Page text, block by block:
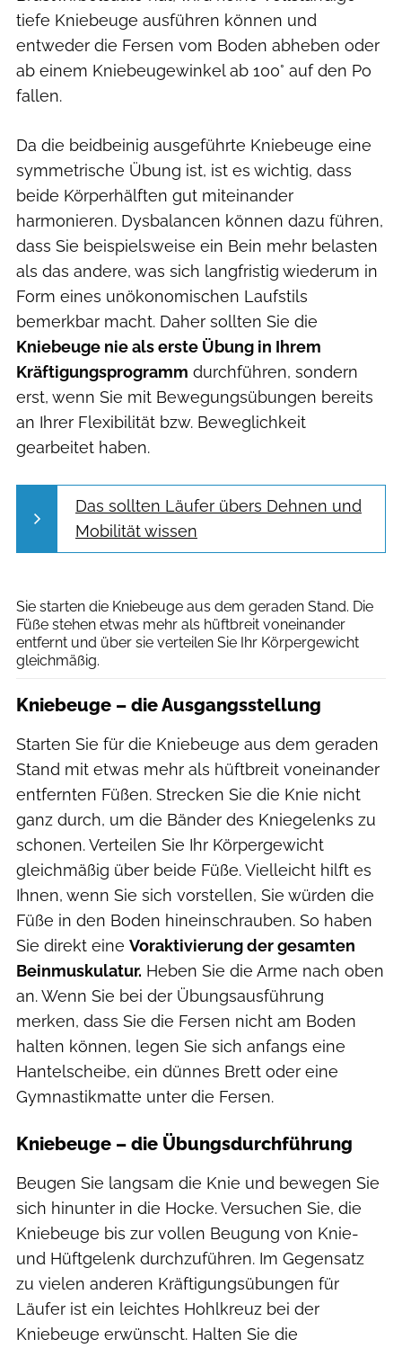
tiefe Kniebeuge ausführen können und
entweder die Fersen vom Boden abheben oder
ab einem Kniebeugewinkel ab 100° auf den Po
fallen.
Da die beidbeinig ausgeführte Kniebeuge eine
symmetrische Übung ist, ist es wichtig, dass
beide Körperhälften gut miteinander
harmonieren. Dysbalancen können dazu führen,
dass Sie beispielsweise ein Bein mehr belasten
als das andere, was sich langfristig wiederum in
Form eines unökonomischen Laufstils
bemerkbar macht. Daher sollten Sie die
Kniebeuge nie als erste Übung in Ihrem
Kräftigungsprogramm durchführen, sondern
erst, wenn Sie mit Bewegungsübungen bereits
an Ihrer Flexibilität bzw. Beweglichkeit
gearbeitet haben.
Das sollten Läufer übers Dehnen und
Mobilität wissen
Sie starten die Kniebeuge aus dem geraden Stand. Die
Füße stehen etwas mehr als hüftbreit voneinander
entfernt und über sie verteilen Sie Ihr Körpergewicht
gleichmäßig.
Kniebeuge – die Ausgangsstellung
Starten Sie für die Kniebeuge aus dem geraden
Stand mit etwas mehr als hüftbreit voneinander
entfernten Füßen. Strecken Sie die Knie nicht
ganz durch, um die Bänder des Kniegelenks zu
schonen. Verteilen Sie Ihr Körpergewicht
gleichmäßig über beide Füße. Vielleicht hilft es
Ihnen, wenn Sie sich vorstellen, Sie würden die
Füße in den Boden hineinschrauben. So haben
Sie direkt eine Voraktivierung der gesamten
Beinmuskulatur. Heben Sie die Arme nach oben
an. Wenn Sie bei der Übungsausführung
merken, dass Sie die Fersen nicht am Boden
halten können, legen Sie sich anfangs eine
Hantelscheibe, ein dünnes Brett oder eine
Gymnastikmatte unter die Fersen.
Kniebeuge – die Übungsdurchführung
Beugen Sie langsam die Knie und bewegen Sie
sich hinunter in die Hocke. Versuchen Sie, die
Kniebeuge bis zur vollen Beugung von Knie-
und Hüftgelenk durchzuführen. Im Gegensatz
zu vielen anderen Kräftigungsübungen für
Läufer ist ein leichtes Hohlkreuz bei der
Kniebeuge erwünscht. Halten Sie die